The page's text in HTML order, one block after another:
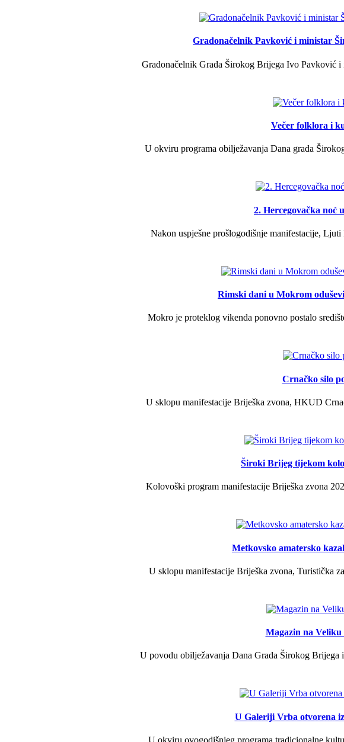
Gradonačelnik Pavković i ministar
Gradonačelnik Grada Širokog Brijega Ivo Pavković
Večer folklora i
U okviru programa obilježavanja Dana grada
2. Hercegovačka noć
Nakon uspješne prošlogodišnje manifestacije,
Rimski dani u Mokrom
Mokro je proteklog vikenda ponovno postalo
Crnačko silo
U sklopu manifestacije Briješka zvona, HKUD
Široki Brijeg tijekom
Kolovoški program manifestacije Briješka zvona
Metkovsko amatersko
U sklopu manifestacije Briješka zvona, Turistička
Magazin na Veliku
U povodu obilježavanja Dana Grada Širokog
U Galeriji Vrba otvorena
U okviru ovogodišnjeg programa tradicionalne